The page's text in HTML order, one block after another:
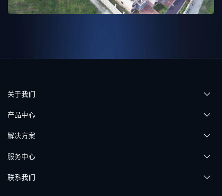
关于我们
产品中心
解决方案
服务中心
联系我们